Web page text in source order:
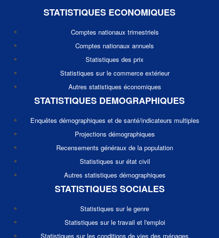
STATISTIQUES ECONOMIQUES
Comptes nationaux trimestriels
Comptes nationaux annuels
Statistiques des prix
Statistiques sur le commerce extérieur
Autres statistiques économiques
STATISTIQUES DEMOGRAPHIQUES
Enquêtes démographiques et de santé/indicateurs multiples
Projections démographiques
Recensements généraux de la population
Statistiques sur état civil
Autres statistiques démographiques
STATISTIQUES SOCIALES
Statistiques sur le genre
Statistiques sur le travail et l'emploi
Statistiques sur les conditions de vies des ménages